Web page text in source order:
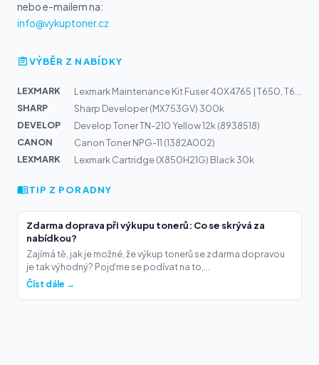
nebo e-mailem na:
info@vykuptoner.cz
VÝBĚR Z NABÍDKY
LEXMARK
SHARP
Sharp Developer (MX753GV) 300k
DEVELOP
Develop Toner TN-210 Yellow 12k (8938518)
CANON
Canon Toner NPG-11 (1382A002)
LEXMARK
Lexmark Cartridge (X850H21G) Black 30k
TIP Z PORADNY
Zdarma doprava při výkupu tonerů: Co se skrývá za
nabídkou?
Zajímá tě, jak je možné, že výkup tonerů se zdarma dopravou
je tak výhodný? Pojďme se podívat na to,...
Číst dále →